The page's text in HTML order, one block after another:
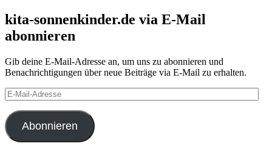
kita-sonnenkinder.de via E-Mail
abonnieren
Gib deine E-Mail-Adresse an, um uns zu abonnieren und
Benachrichtigungen über neue Beiträge via E-Mail zu erhalten.
E-
Mail-
Adresse
Abonnieren